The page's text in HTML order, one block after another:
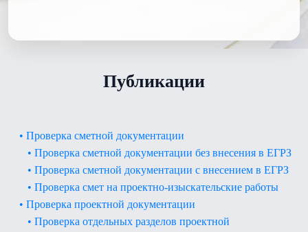
Публикации
• Проверка сметной документации
• Проверка сметной документации без внесения в ЕГРЗ
• Проверка сметной документации с внесением в ЕГРЗ
• Проверка смет на проектно-изыскательские работы
• Проверка проектной документации
• Проверка отдельных разделов проектной